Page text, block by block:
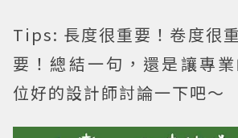
Tips: 長度很重要！卷度很
要！總結一句，還是讓專
位好的設計師討論一下吧～